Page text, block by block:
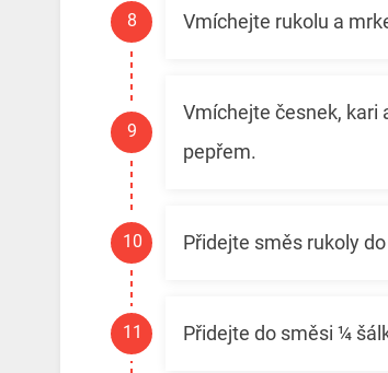
Vmíchejte rukolu a
Vmíchejte česnek, kari
pepřem.
Přidejte směs rukoly
Přidejte do směsi ¼